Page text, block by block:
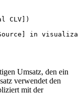
CLV])
Umsatz, den ein
verwendet den
mit der